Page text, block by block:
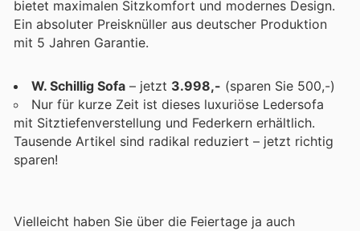
bietet maximalen Sitzkomfort und modernes Design.
Ein absoluter Preisknüller aus deutscher Produktion
mit 5 Jahren Garantie.
W. Schillig Sofa – jetzt 3.998,- (sparen Sie 500,-)
Nur für kurze Zeit ist dieses luxuriöse Ledersofa
mit Sitztiefenverstellung und Federkern erhältlich.
Tausende Artikel sind radikal reduziert – jetzt richtig
sparen!
Vielleicht haben Sie über die Feiertage ja auch